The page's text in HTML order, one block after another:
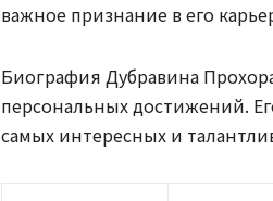
важное признание в его
Биография Дубравина
персональных достижений.
самых интересных и